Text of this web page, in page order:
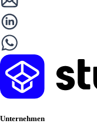
Unternehmen